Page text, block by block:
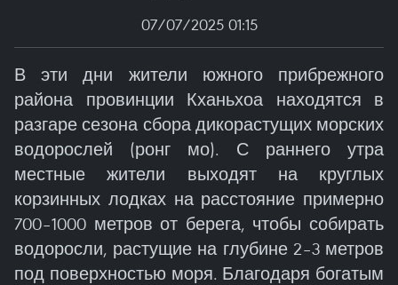
07/07/2025 01:15
В эти дни жители южного прибрежного
района провинции Кханьхоа находятся в
разгаре сезона сбора дикорастущих морских
водорослей (ронг мо). С раннего утра
местные жители выходят на круглых
корзинных лодках на расстояние примерно
700–1000 метров от берега, чтобы собирать
водоросли, растущие на глубине 2–3 метров
под поверхностью моря. Благодаря богатым